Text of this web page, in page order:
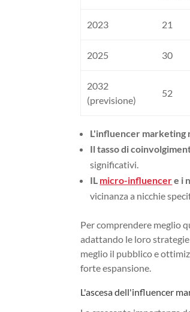
2023 21
2025 30
2032
(previsione)
52
L'influencer marketing
Il tasso di
significativi.
IL micro-influencere i
vicinanza a nicchie
Per comprendere meglio
adattando le loro
meglio il pubblico e
forte espansione.
L'ascesa dell'influencer